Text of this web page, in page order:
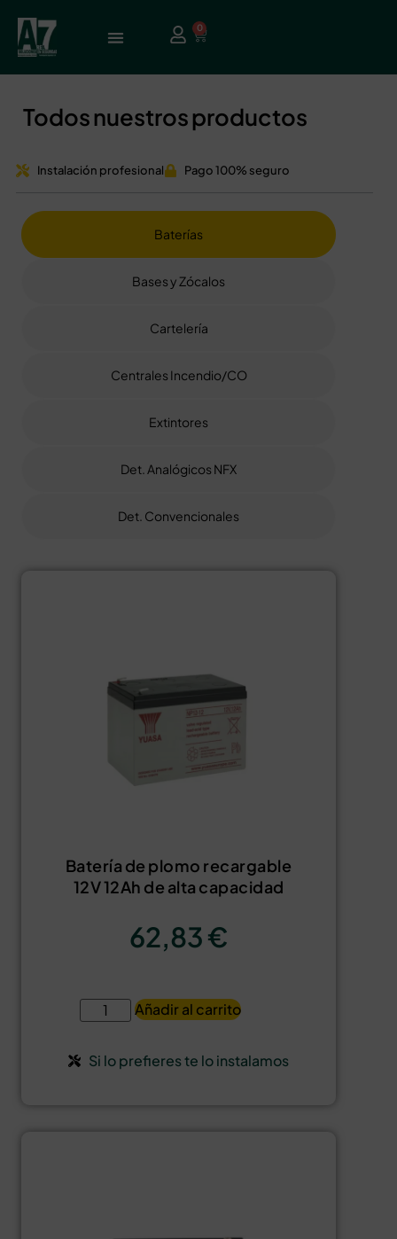
0
Todos nuestros productos
Instalación profesional Pago 100% seguro
Baterías
Bases y Zócalos
Cartelería
Centrales Incendio/CO
Extintores
Det. Analógicos NFX
Det. Convencionales
Batería de plomo recargable
12V 12Ah de alta capacidad
62,83€
Añadir al carrito
Si lo prefieres te lo instalamos